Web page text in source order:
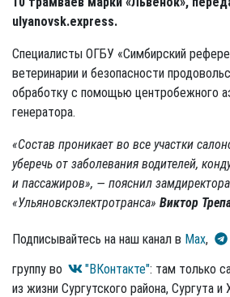
ulyanovsk.express.
Специалисты ОГБУ «Симбирский
ветеринарии и безопасности
обработку с помощью центробежного
генератора.
«Состав проникает во все участки
уберечь от заболевания водителей,
и пассажиров», — пояснил замдиректора
«Ульяновскэлектротранса» Виктор
Подписывайтесь на наш канал в Max,
группу во
"ВКонтакте": там только
из жизни Сургутского района, Сургута